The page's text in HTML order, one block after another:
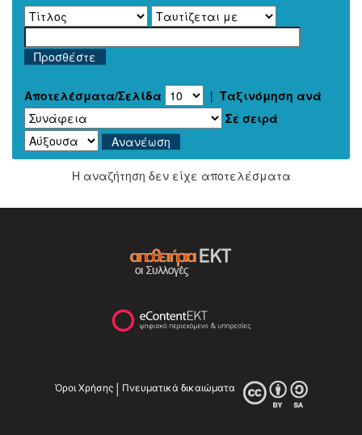
Αποτελέσματα/Σελίδα | Ταξινόμηση ανά
Σε σειρά
Η αναζήτηση δεν είχε αποτελέσματα